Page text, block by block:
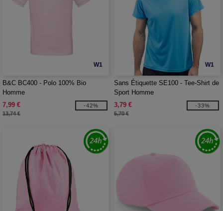
W1
B&C BC400 - Polo 100% Bio
Homme
7,99 €
13,74 €
-42%
W1
Sans Étiquette SE100 - Tee-Shirt de
Sport Homme
3,79 €
5,70 €
-33%